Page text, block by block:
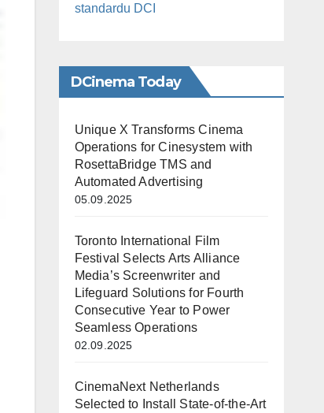
standardu DCI
DCinema Today
Unique X Transforms Cinema
Operations for Cinesystem with
RosettaBridge TMS and
Automated Advertising
05.09.2025
Toronto International Film
Festival Selects Arts Alliance
Media’s Screenwriter and
Lifeguard Solutions for Fourth
Consecutive Year to Power
Seamless Operations
02.09.2025
CinemaNext Netherlands
Selected to Install State-of-the-Art